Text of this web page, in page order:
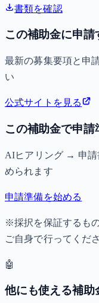
書類を確認
この補助金に申請
最新の募集要項と申
い
公式サイトを見る
この補助金で申請
AIヒアリング → 申
められます
申請準備を始める
※採択を保証するも
ご自身で行ってくだ
🤖
他にも使える補助